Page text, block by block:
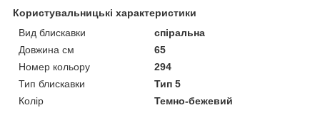
Користувальницькі характеристики
Вид блискавки
спіральна
Довжина см
65
Номер кольору
294
Тип блискавки
Тип 5
Колір
Темно-бежевий